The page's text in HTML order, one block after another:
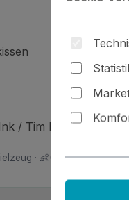
/ Tim Holtz
· 👶🚫 Nicht für